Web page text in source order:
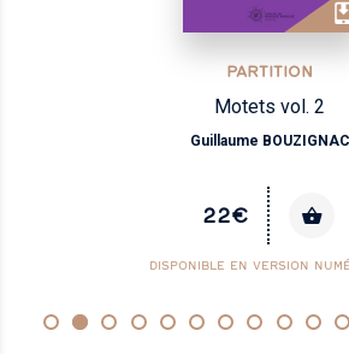
PARTITION
Motets vol. 2
Guillaume BOUZIGNAC
22€
DISPONIBLE EN VERSION